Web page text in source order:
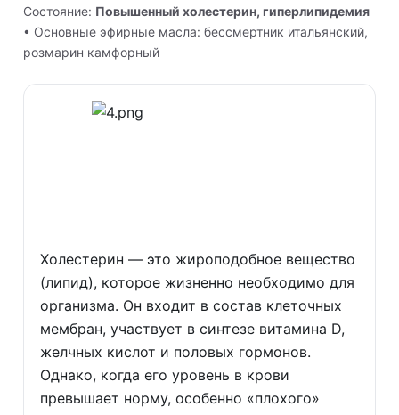
Состояние: Повышенный холестерин, гиперлипидемия
• Основные эфирные масла: бессмертник итальянский,
розмарин камфорный
Холестерин — это жироподобное вещество
(липид), которое жизненно необходимо для
организма. Он входит в состав клеточных
мембран, участвует в синтезе витамина D,
желчных кислот и половых гормонов.
Однако, когда его уровень в крови
превышает норму, особенно «плохого»